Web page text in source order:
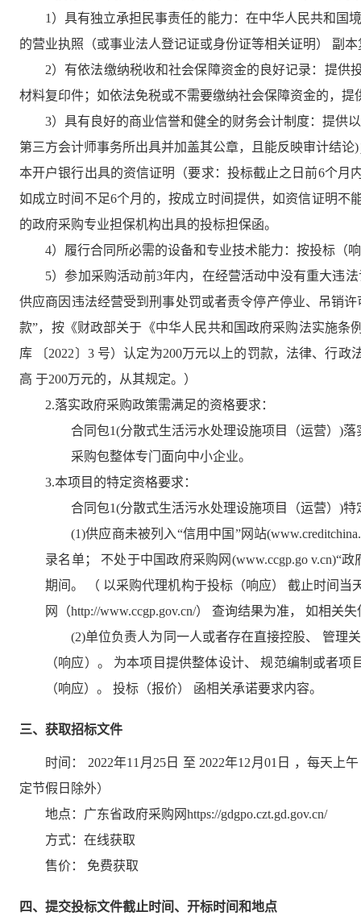
1）具有独立承担民事责任的能力：在中华人民共和国
的营业执照（或事业法人登记证或身份证等相关证明） 副
2）有依法缴纳税收和社会保障资金的良好记录：提供
材料复印件；如依法免税或不需要缴纳社会保障资金的，提
3）具有良好的商业信誉和健全的财务会计制度：提供
第三方会计师事务所出具并加盖其公章，且能反映审计结
本开户银行出具的资信证明（要求：投标截止之日前6个
如成立时间不足6个月的，按成立时间提供，如资信证明
的政府采购专业担保机构出具的投标担保函。
4）履行合同所必需的设备和专业技术能力：按投标（
5）参加采购活动前3年内，在经营活动中没有重大违
供应商因违法经营受到刑事处罚或者责令停产停业、吊销
款”，按《财政部关于《中华人民共和国政府采购法实施条
库 〔2022〕3 号）认定为200万元以上的罚款，法律、行
高 于200万元的，从其规定。）
2.落实政府采购政策需满足的资格要求：
合同包1(分散式生活污水处理设施项目（运营）)
采购包整体专门面向中小企业。
3.本项目的特定资格要求：
合同包1(分散式生活污水处理设施项目（运营）)特
(1)供应商未被列入“信用中国”网站
录名单； 不处于中国政府采购网(www.ccgp.go v.cn)“
期间。 （ 以采购代理机构于投标（响应） 截止时间当
网（http://www.ccgp.gov.cn/） 查询结果为准， 如相关
(2)单位负责人为同一人或者存在直接控股、 管理
（响应）。 为本项目提供整体设计、 规范编制或者
（响应）。 投标（报价） 函相关承诺要求内容。
三、获取招标文件
时间： 2022年11月25日 至 2022年12月01日 ，每天上午
定节假日除外）
地点： 广东省政府采购网https://gdgpo.czt.gd.gov.cn/
方式： 在线获取
售价：
免费获取
四、提交投标文件截止时间、开标时间和地点